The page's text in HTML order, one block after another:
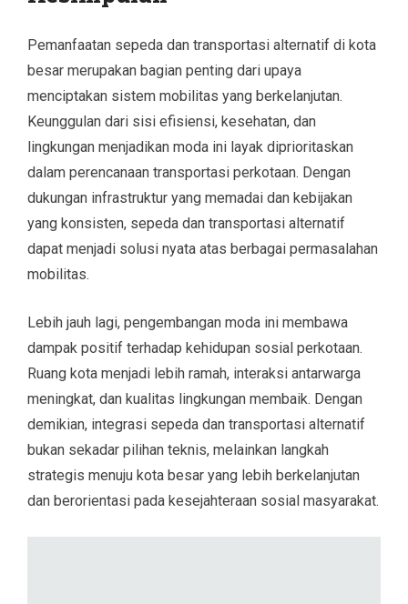
Pemanfaatan sepeda dan transportasi alternatif di kota
besar merupakan bagian penting dari upaya
menciptakan sistem mobilitas yang berkelanjutan.
Keunggulan dari sisi efisiensi, kesehatan, dan
lingkungan menjadikan moda ini layak diprioritaskan
dalam perencanaan transportasi perkotaan. Dengan
dukungan infrastruktur yang memadai dan kebijakan
yang konsisten, sepeda dan transportasi alternatif
dapat menjadi solusi nyata atas berbagai permasalahan
mobilitas.
Lebih jauh lagi, pengembangan moda ini membawa
dampak positif terhadap kehidupan sosial perkotaan.
Ruang kota menjadi lebih ramah, interaksi antarwarga
meningkat, dan kualitas lingkungan membaik. Dengan
demikian, integrasi sepeda dan transportasi alternatif
bukan sekadar pilihan teknis, melainkan langkah
strategis menuju kota besar yang lebih berkelanjutan
dan berorientasi pada kesejahteraan sosial masyarakat.